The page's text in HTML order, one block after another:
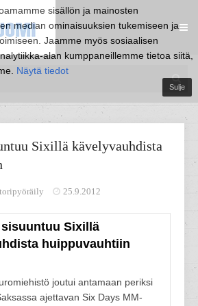
sisällön ja mainosten
median ominaisuuksien tukemiseen ja
Jaamme myös sosiaalisen
alan kumppaneillemme tietoa siitä,
Näytä tiedot
Sulje
Sixillä kävelyvauhdista
25.9.2012
Sixillä
huippuvauhtiin
joutui antamaan periksi
ajettavan Six Days MM-